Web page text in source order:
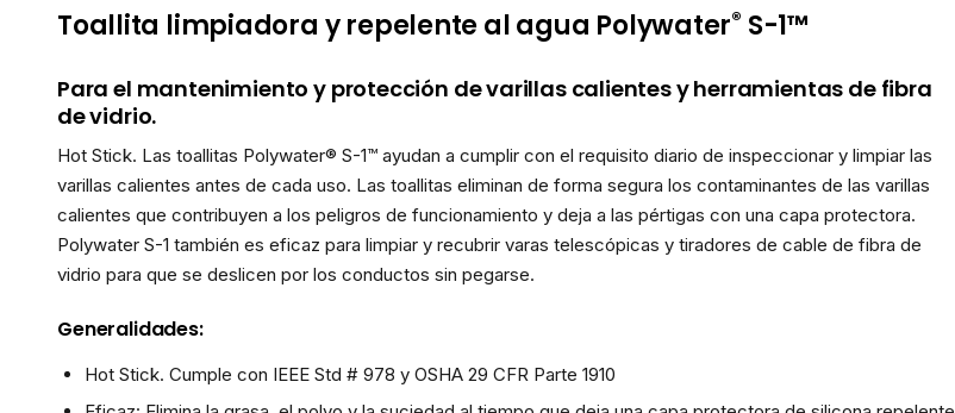
Toallita limpiadora y repelente al agua Polywater® S-1™
Para el mantenimiento y protección de varillas calientes y herramientas de fibra
de vidrio.
Hot Stick. Las toallitas Polywater® S-1™ ayudan a cumplir con el requisito diario de inspeccionar y limpiar las
varillas calientes antes de cada uso. Las toallitas eliminan de forma segura los contaminantes de las varillas
calientes que contribuyen a los peligros de funcionamiento y deja a las pértigas con una capa protectora.
Polywater S-1 también es eficaz para limpiar y recubrir varas telescópicas y tiradores de cable de fibra de
vidrio para que se deslicen por los conductos sin pegarse.
Generalidades:
Hot Stick. Cumple con IEEE Std # 978 y OSHA 29 CFR Parte 1910